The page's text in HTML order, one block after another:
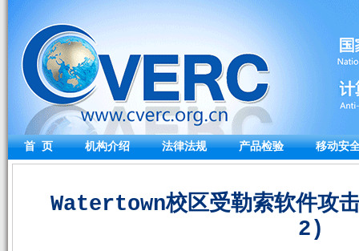
首 页 机构介绍 法律法规 产品检验 移动安
Watertown校区受勒索软件攻
2)